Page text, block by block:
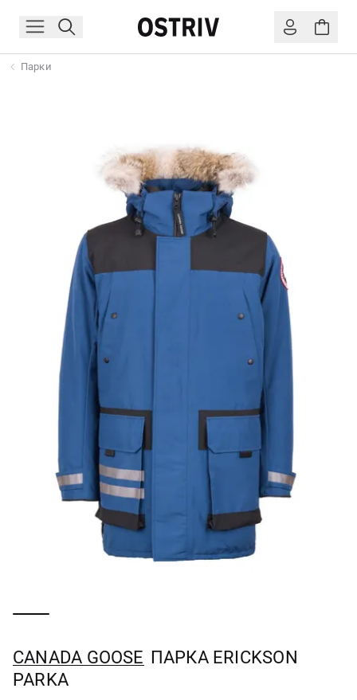
Парки
CANADA GOOSE ПАРКА ERICKSON
PARKA